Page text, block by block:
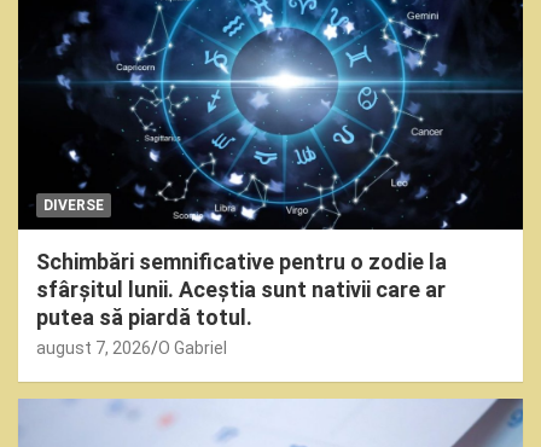
DIVERSE
Schimbări semnificative pentru o zodie la
sfârșitul lunii. Aceștia sunt nativii care ar
putea să piardă totul.
august 7, 2026 O Gabriel